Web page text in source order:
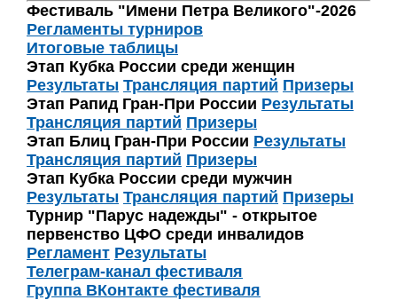
Фестиваль "Имени Петра Великого"-2026
Регламенты турниров
Итоговые таблицы
Этап Кубка России среди женщин
Результаты Трансляция партий Призеры
Этап Рапид Гран-При России Результаты
Трансляция партий Призеры
Этап Блиц Гран-При России Результаты
Трансляция партий Призеры
Этап Кубка России среди мужчин
Результаты Трансляция партий Призеры
Турнир "Парус надежды" - открытое
первенство ЦФО среди инвалидов
Регламент Результаты
Телеграм-канал фестиваля
Группа ВКонтакте фестиваля